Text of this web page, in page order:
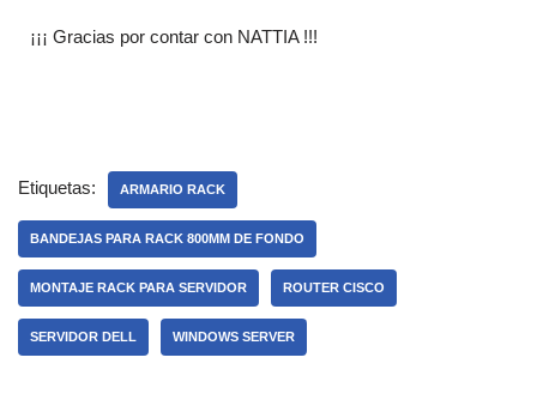
¡¡¡ Gracias por contar con NATTIA !!!
Etiquetas: ARMARIO RACK
BANDEJAS PARA RACK 800MM DE FONDO
MONTAJE RACK PARA SERVIDOR ROUTER CISCO
SERVIDOR DELL WINDOWS SERVER